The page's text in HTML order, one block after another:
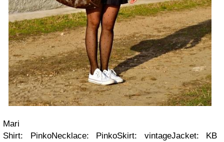
Mari
Shirt: PinkoNecklace: PinkoSkirt: vintageJacket: KB